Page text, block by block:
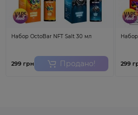
ХарактеристикиInnokin
Ом:
сменный испаритель;
Сопротивление:
0.5 Ом;
Внимание!Цена указана за 1
Набор OctoBar NFT Salt 30 мл
299 грн Продано! 299